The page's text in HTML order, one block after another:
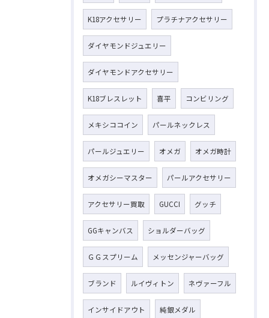
K18アクセサリー プラチナアクセサリー
ダイヤモンドジュエリー
ダイヤモンドアクセサリー
K18ブレスレット 喜平 コンビリング
メキシココイン パールネックレス
パールジュエリー オメガ オメガ時計
オメガシーマスター パールアクセサリー
アクセサリー買取 GUCCI グッチ
GGキャンバス ショルダーバッグ
ＧＧスプリーム メッセンジャーバッグ
ブランド ルイヴィトン ネヴァーフル
インサイドアウト 純銀メダル